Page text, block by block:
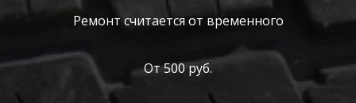
Ремонт считается от временного
От 500 руб.